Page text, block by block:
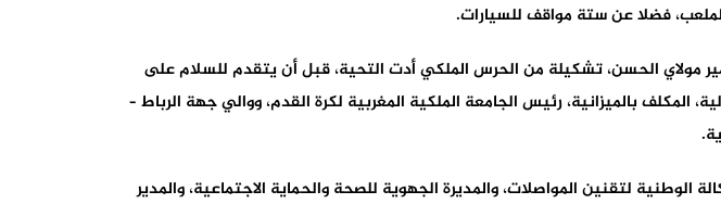
فضلا عن ستة مواقف للسيارات.
مولاي الحسن، تشكيلة من الحرس الملكي أدت التحية، قبل أن يتقدم للسلام على
المكلف بالميزانية، رئيس الجامعة الملكية المغربية لكرة القدم، ووالي جهة الرباط –
لتقنين المواصلات، والمديرة الجهوية للصحة والحماية الاجتماعية، والمدير